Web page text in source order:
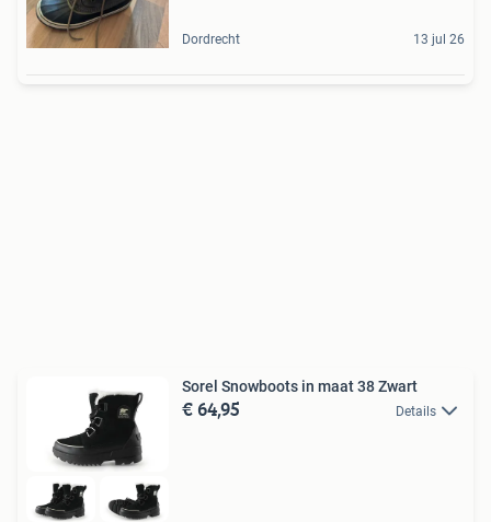
Dordrecht 13 jul 26
Sorel Snowboots in maat 38 Zwart
€ 64,95 Details